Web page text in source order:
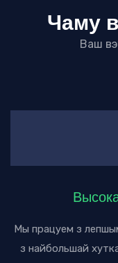
Чаму
Ваш
Мы працуем з
з найбольшай